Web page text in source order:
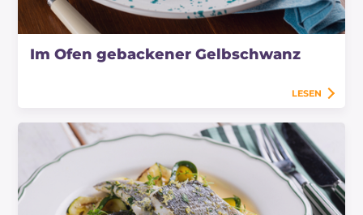
Im Ofen gebackener Gelbschwanz
LESEN